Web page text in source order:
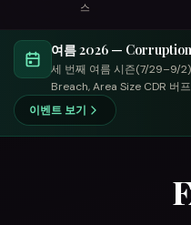
스
여름 2026 —
세 번째 여름 시즌(7/29–9/
Breach, Area Size CDR 버
이벤트 보기